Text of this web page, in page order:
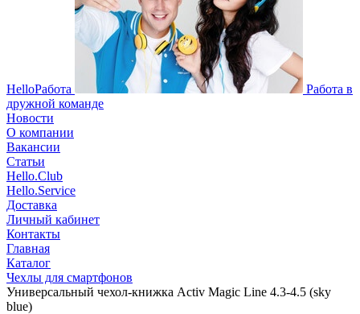
HelloРабота
Работа в
дружной команде
Новости
О компании
Вакансии
Статьи
Hello.Club
Hello.Service
Доставка
Личный кабинет
Контакты
Главная
Каталог
Чехлы для смартфонов
Универсальный чехол-книжка Activ Magic Line 4.3-4.5 (sky
blue)